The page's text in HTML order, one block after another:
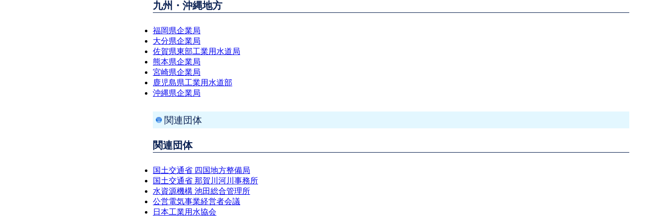
九州・沖縄地方
福岡県企業局
大分県企業局
佐賀県東部工業用水道局
熊本県企業局
宮崎県企業局
鹿児島県工業用水道部
沖縄県企業局
関連団体
関連団体
国土交通省 四国地方整備局
国土交通省 那賀川河川事務所
水資源機構 池田総合管理所
公営電気事業経営者会議
日本工業用水協会